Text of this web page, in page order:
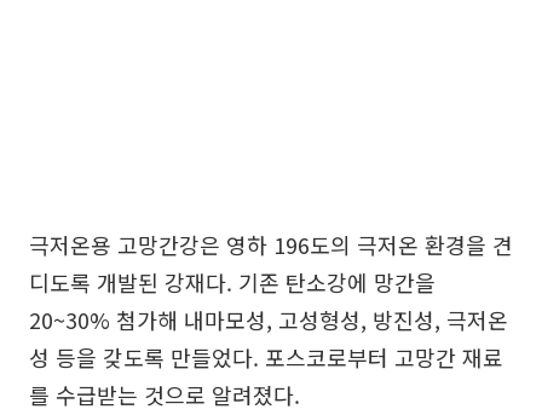
극저온용 고망간강은 영하 196도의 극저온 환경을 견
디도록 개발된 강재다. 기존 탄소강에 망간을
20~30% 첨가해 내마모성, 고성형성, 방진성, 극저온
성 등을 갖도록 만들었다. 포스코로부터 고망간 재료
를 수급받는 것으로 알려졌다.